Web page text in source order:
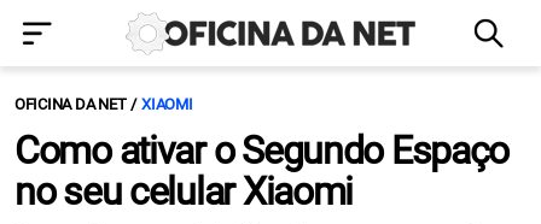
OFICINA DA NET XIAOMI
Como ativar o Segundo Espaço
no seu celular Xiaomi